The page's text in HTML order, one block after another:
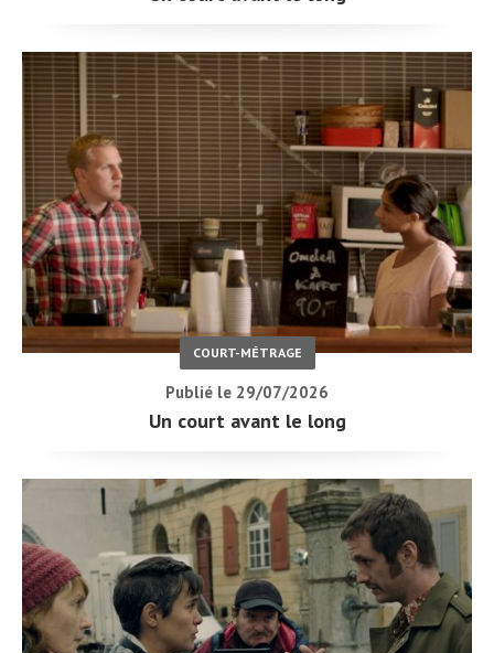
COURT-MÉTRAGE
Publié le 29/07/2026
Un court avant le long